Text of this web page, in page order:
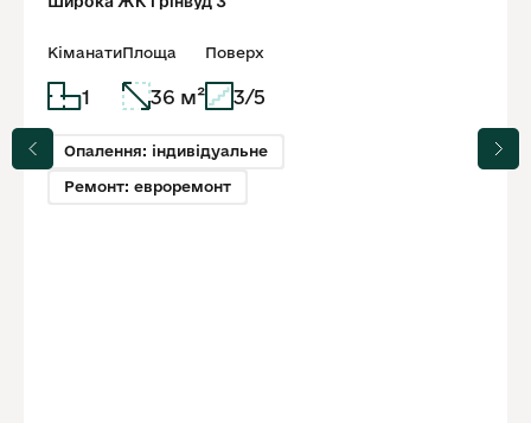
Кіманати
1
Площа
36 м²
Поверх
3/5
Опалення: індивідуальне
Ремонт: евроремонт